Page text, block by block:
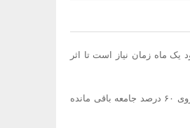
وی ادامه داد: تاکنون شاهد کاهش مراسم عزا و عروسی نبوده‌ایم فقط آمار استفاده از ماسک بر روی ۶۰ درصد جامعه باقی مانده